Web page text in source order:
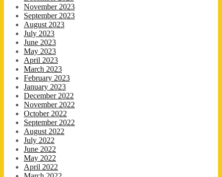
November 2023
September 2023
August 2023
July 2023
June 2023
May 2023
April 2023
March 2023
February 2023
January 2023
December 2022
November 2022
October 2022
September 2022
August 2022
July 2022
June 2022
May 2022
April 2022